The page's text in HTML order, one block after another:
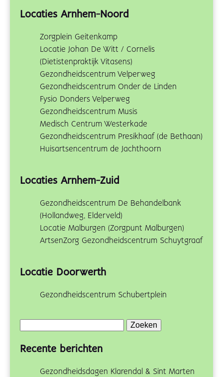
Locaties Arnhem-Noord
Zorgplein Geitenkamp
Locatie Johan De Witt / Cornelis
(Dietistenpraktijk Vitasens)
Gezondheidscentrum Velperweg
Gezondheidscentrum Onder de Linden
Fysio Donders Velperweg
Gezondheidscentrum Musis
Medisch Centrum Westerkade
Gezondheidscentrum Presikhaaf (de Bethaan)
Huisartsencentrum de Jachthoorn
Locaties Arnhem-Zuid
Gezondheidscentrum De Behandelbank
(Hollandweg, Elderveld)
Locatie Malburgen (Zorgpunt Malburgen)
ArtsenZorg Gezondheidscentrum Schuytgraaf
Locatie Doorwerth
Gezondheidscentrum Schubertplein
Recente berichten
Gezondheidsdagen Klarendal & Sint Marten